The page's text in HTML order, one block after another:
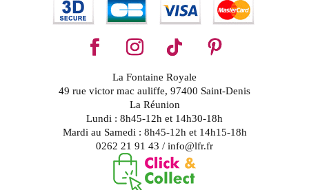
La Fontaine Royale
49 rue victor mac auliffe, 97400 Saint-Denis
La Réunion
Lundi : 8h45-12h et 14h30-18h
Mardi au Samedi : 8h45-12h et 14h15-18h
0262 21 91 43 / info@lfr.fr